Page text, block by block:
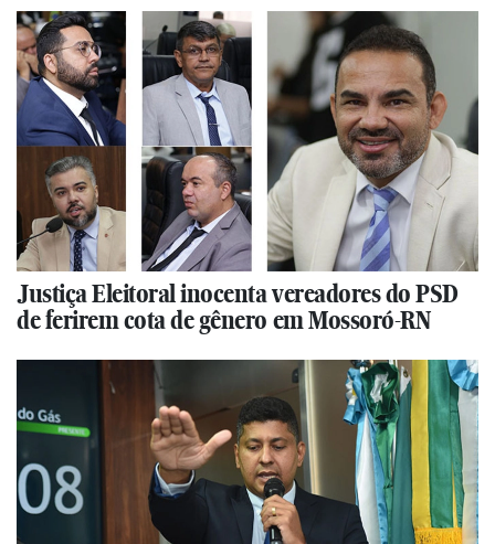
Justiça Eleitoral inocenta vereadores do PSD
de ferirem cota de gênero em Mossoró-RN